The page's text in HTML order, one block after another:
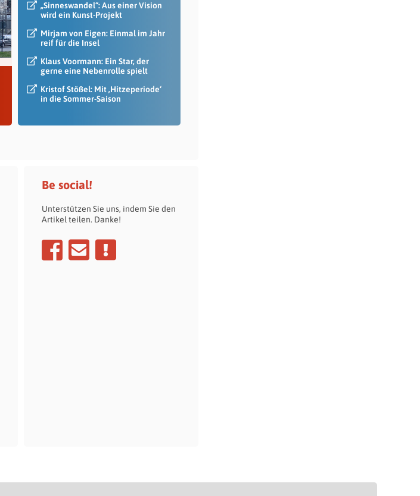
„Sinneswandel“: Aus einer Vision
wird ein Kunst-Projekt
Mirjam von Eigen: Einmal im Jahr
reif für die Insel
Klaus Voormann: Ein Star, der
gerne eine Nebenrolle spielt
Kristof Stößel: Mit ‚Hitzeperiode‘
in die Sommer-Saison
Be social!
Unterstützen Sie uns, indem Sie den
Artikel teilen. Danke!